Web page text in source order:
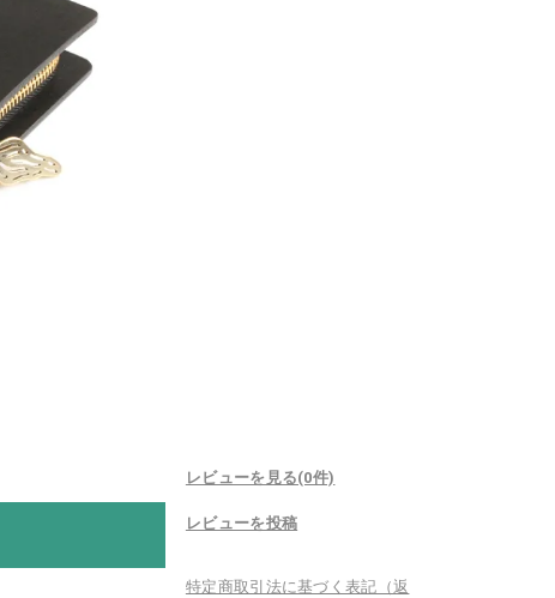
レビューを見る(0件)
レビューを投稿
特定商取引法に基づく表記（返